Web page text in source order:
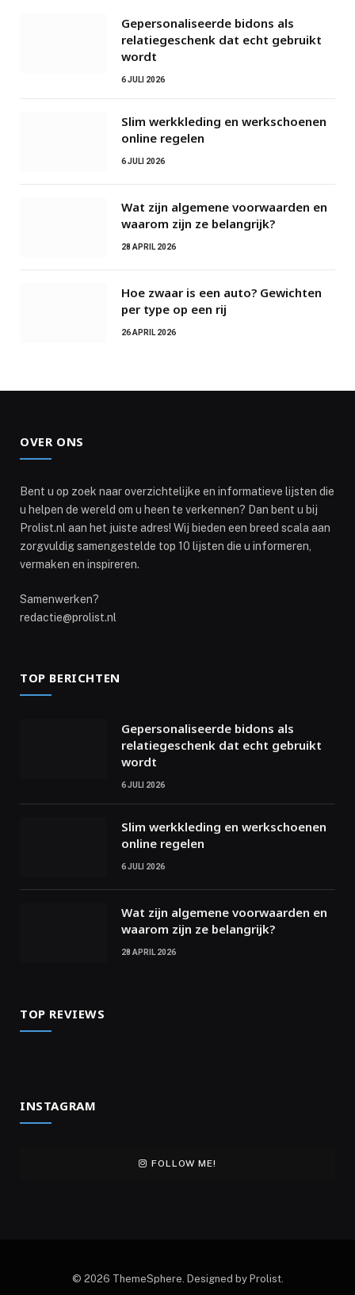
Gepersonaliseerde bidons als
relatiegeschenk dat echt gebruikt
wordt
6 JULI 2026
Slim werkkleding en werkschoenen
online regelen
6 JULI 2026
Wat zijn algemene voorwaarden en
waarom zijn ze belangrijk?
28 APRIL 2026
Hoe zwaar is een auto? Gewichten
per type op een rij
26 APRIL 2026
OVER ONS
Bent u op zoek naar overzichtelijke en informatieve lijsten die
u helpen de wereld om u heen te verkennen? Dan bent u bij
Prolist.nl aan het juiste adres! Wij bieden een breed scala aan
zorgvuldig samengestelde top 10 lijsten die u informeren,
vermaken en inspireren.
Samenwerken?
redactie@prolist.nl
TOP BERICHTEN
Gepersonaliseerde bidons als
relatiegeschenk dat echt gebruikt
wordt
6 JULI 2026
Slim werkkleding en werkschoenen
online regelen
6 JULI 2026
Wat zijn algemene voorwaarden en
waarom zijn ze belangrijk?
28 APRIL 2026
TOP REVIEWS
INSTAGRAM
FOLLOW ME!
© 2026 ThemeSphere. Designed by Prolist.